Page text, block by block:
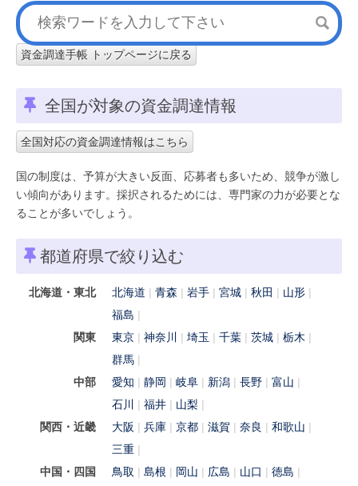
資金調達手帳 トップページに戻る
全国が対象の資金調達情報
全国対応の資金調達情報はこちら
国の制度は、予算が大きい反面、応募者も多いため、競争が激し
い傾向があります。採択されるためには、専門家の力が必要とな
ることが多いでしょう。
都道府県で絞り込む
北海道・東北 北海道 青森 岩手 宮城 秋田
山形
福島
関東
東京 神奈川 埼玉 千葉 茨城
栃木
群馬
中部
愛知 静岡 岐阜 新潟 長野
富山
石川
福井
山梨
関西・近畿
大阪 兵庫 京都 滋賀 奈良
和歌山
三重
中国・四国
鳥取 島根 岡山 広島 山口
徳島